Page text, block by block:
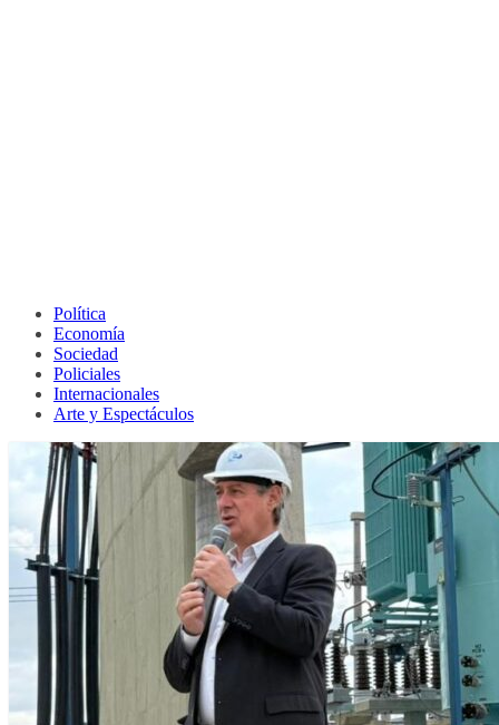
Política
Economía
Sociedad
Policiales
Internacionales
Arte y Espectáculos